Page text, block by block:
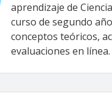
aprendizaje de
curso de segundo
conceptos teóricos,
evaluaciones en línea.